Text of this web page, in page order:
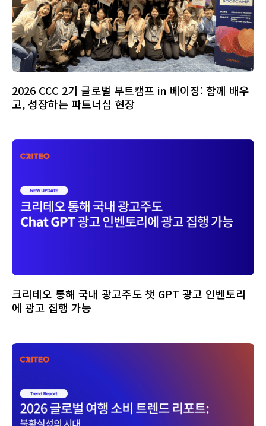
2026 CCC 2기 글로벌 부트캠프 in 베이징: 함께 배우
고, 성장하는 파트너십 현장
크리테오 통해 국내 광고주도 챗 GPT 광고 인벤토리
에 광고 집행 가능